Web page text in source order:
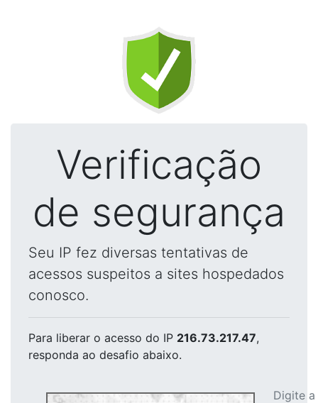
Verificação
de segurança
Seu IP fez diversas tentativas de
acessos suspeitos a sites hospedados
conosco.
Para liberar o acesso do IP 216.73.217.47,
responda ao desafio abaixo.
Digite